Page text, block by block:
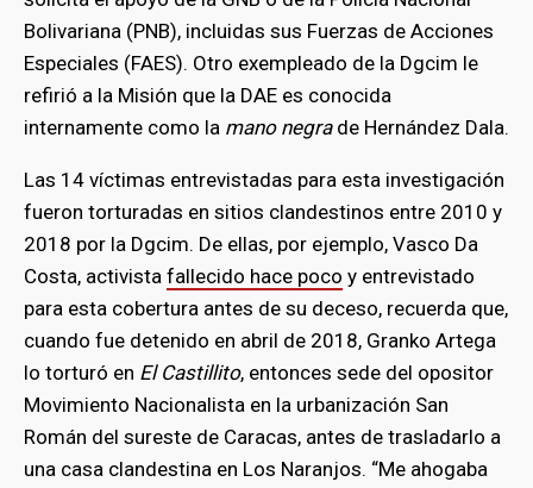
Bolivariana (PNB), incluidas sus Fuerzas de Acciones
Especiales (FAES). Otro exempleado de la Dgcim le
refirió a la Misión que la DAE es conocida
internamente como la mano negrade Hernández Dala.
Las 14 víctimas entrevistadas para esta investigación
fueron torturadas en sitios clandestinos entre 2010 y
2018 por la Dgcim. De ellas, por ejemplo, Vasco Da
Costa, activista fallecido hace poco y entrevistado
para esta cobertura antes de su deceso, recuerda que,
cuando fue detenido en abril de 2018, Granko Artega
lo torturó en El Castillito, entonces sede del opositor
Movimiento Nacionalista en la urbanización San
Román del sureste de Caracas, antes de trasladarlo a
una casa clandestina en Los Naranjos. “Me ahogaba